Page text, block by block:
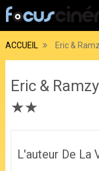
ACCUEIL Eric &
Eric &
★★
L'auteur De La